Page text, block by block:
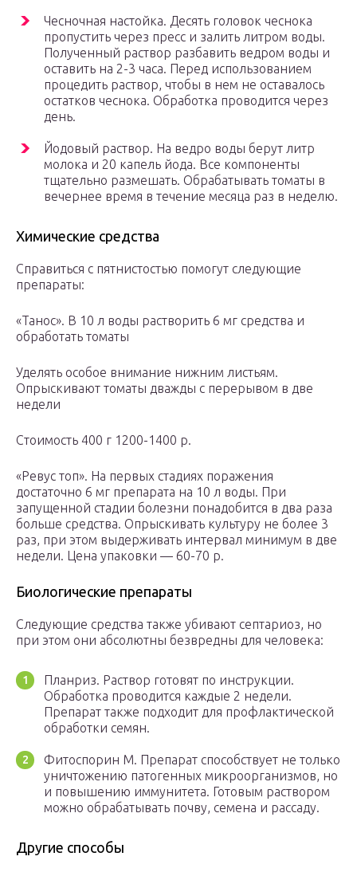
Чесночная настойка. Десять головок чеснока
пропустить через пресс и залить литром воды.
Полученный раствор разбавить ведром воды и
оставить на 2-3 часа. Перед использованием
процедить раствор, чтобы в нем не оставалось
остатков чеснока. Обработка проводится через
день.
Йодовый раствор. На ведро воды берут литр
молока и 20 капель йода. Все компоненты
тщательно размешать. Обрабатывать томаты в
вечернее время в течение месяца раз в неделю.
Химические средства
Справиться с пятнистостью помогут следующие
препараты:
«Танос». В 10 л воды растворить 6 мг средства и
обработать томаты
Уделять особое внимание нижним листьям.
Опрыскивают томаты дважды с перерывом в две
недели
Стоимость 400 г 1200-1400 р.
«Ревус топ». На первых стадиях поражения
достаточно 6 мг препарата на 10 л воды. При
запущенной стадии болезни понадобится в два раза
больше средства. Опрыскивать культуру не более 3
раз, при этом выдерживать интервал минимум в две
недели. Цена упаковки — 60-70 р.
Биологические препараты
Следующие средства также убивают септариоз, но
при этом они абсолютны безвредны для человека:
Планриз. Раствор готовят по инструкции.
Обработка проводится каждые 2 недели.
Препарат также подходит для профлактической
обработки семян.
Фитоспорин М. Препарат способствует не только
уничтожению патогенных микроорганизмов, но
и повышению иммунитета. Готовым раствором
можно обрабатывать почву, семена и рассаду.
Другие способы